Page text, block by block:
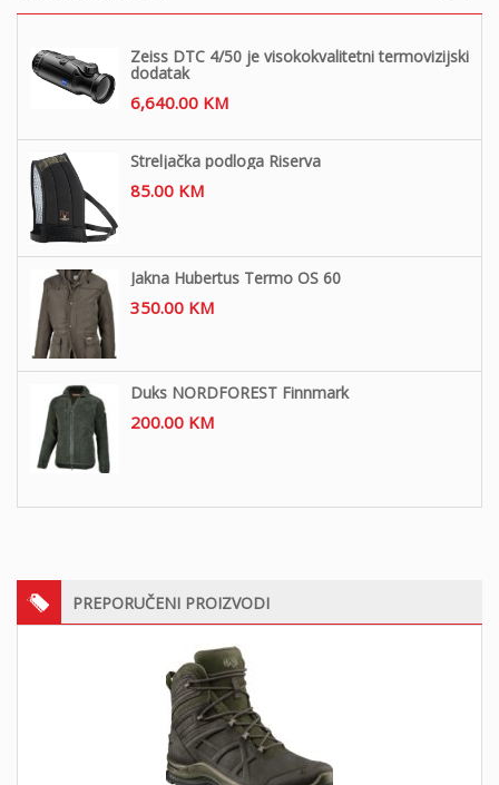
Zeiss DTC 4/50 je visokokvalitetni termovizijski
dodatak
6,640.00 KM
Streljačka podloga Riserva
85.00 KM
Jakna Hubertus Termo OS 60
350.00 KM
Duks NORDFOREST Finnmark
200.00 KM
PREPORUČENI PROIZVODI